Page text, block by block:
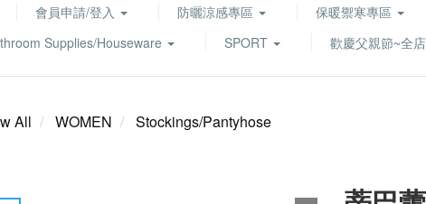
會員申請/登入 防曬涼感專區 保暖禦寒專區
Supplies/Houseware SPORT 歡慶父親節~全
All WOMEN Stockings/Pantyhose